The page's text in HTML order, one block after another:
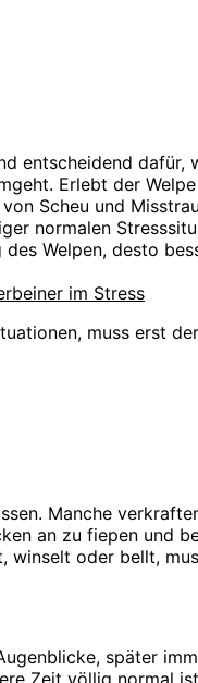
entscheidend dafür,
Erlebt der
Scheu und
normalen
Welpen, desto
im Stress
muss erst
Manche
an zu fiepen und
oder bellt,
später